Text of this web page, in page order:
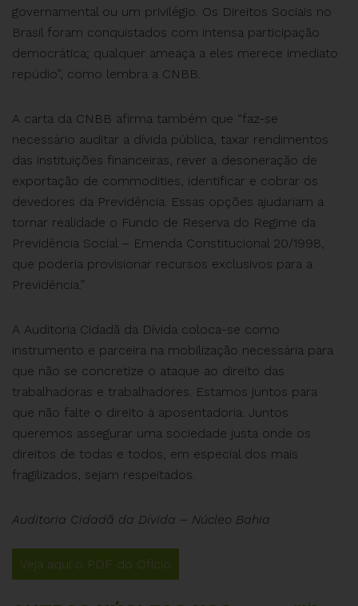
governamental ou um privilégio. Os Direitos Sociais no
Brasil foram conquistados com intensa participação
democrática; qualquer ameaça a eles merece imediato
repúdio”, como lembra a CNBB.
A carta da CNBB afirma também que “faz-se
necessário auditar a dívida pública, taxar rendimentos
das instituições financeiras, rever a desoneração de
exportação de commodities, identificar e cobrar os
devedores da Previdência. Essas opções ajudariam a
tornar realidade o Fundo de Reserva do Regime da
Previdência Social – Emenda Constitucional 20/1998,
que poderia provisionar recursos exclusivos para a
Previdência.”
A Auditoria Cidadã da Dívida coloca-se como
instrumento e parceira na mobilização necessária para
que não se concretize o ataque ao direito das
trabalhadoras e trabalhadores. Estamos juntos para
que não falte o direito à aposentadoria. Juntos
queremos assegurar uma sociedade justa onde os
direitos de todas e todos, em especial dos mais
fragilizados, sejam respeitados.
Auditoria Cidadã da Dívida – Núcleo Bahia
Veja aqui o PDF do Ofício